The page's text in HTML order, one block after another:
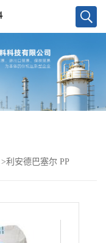
>利安德巴塞尔 PP